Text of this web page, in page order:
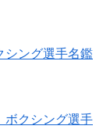
ング選手名鑑
クシング選手